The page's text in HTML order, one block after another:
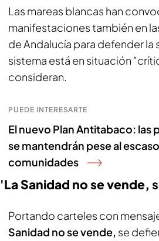
Las mareas blancas han
manifestaciones también en
de Andalucía para defender la
sistema está en situación
consideran.
PUEDE INTERESARTE
El nuevo Plan Antitabaco: las
se mantendrán pese al
comunidades
'La Sanidad no se vende,
Portando carteles con
Sanidad no se vende, se